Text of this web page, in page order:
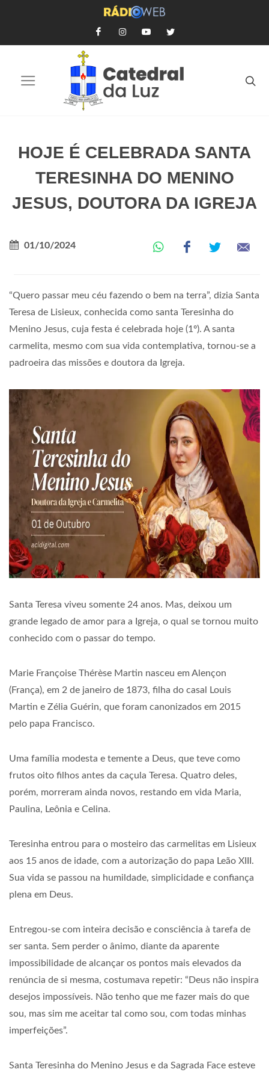
HOJE É CELEBRADA SANTA
TERESINHA DO MENINO
JESUS, DOUTORA DA IGREJA
01/10/2024
“Quero passar meu céu fazendo o bem na terra”, dizia Santa
Teresa de Lisieux, conhecida como santa Teresinha do
Menino Jesus, cuja festa é celebrada hoje (1º). A santa
carmelita, mesmo com sua vida contemplativa, tornou-se a
padroeira das missões e doutora da Igreja.
Santa Teresa viveu somente 24 anos. Mas, deixou um
grande legado de amor para a Igreja, o qual se tornou muito
conhecido com o passar do tempo.
Marie Françoise Thérèse Martin nasceu em Alençon
(França), em 2 de janeiro de 1873, filha do casal Louis
Martin e Zélia Guérin, que foram canonizados em 2015
pelo papa Francisco.
Uma família modesta e temente a Deus, que teve como
frutos oito filhos antes da caçula Teresa. Quatro deles,
porém, morreram ainda novos, restando em vida Maria,
Paulina, Leônia e Celina.
Teresinha entrou para o mosteiro das carmelitas em Lisieux
aos 15 anos de idade, com a autorização do papa Leão XIII.
Sua vida se passou na humildade, simplicidade e confiança
plena em Deus.
Entregou-se com inteira decisão e consciência à tarefa de
ser santa. Sem perder o ânimo, diante da aparente
impossibilidade de alcançar os pontos mais elevados da
renúncia de si mesma, costumava repetir: “Deus não inspira
desejos impossíveis. Não tenho que me fazer mais do que
sou, mas sim me aceitar tal como sou, com todas minhas
imperfeições”.
Santa Teresinha do Menino Jesus e da Sagrada Face esteve